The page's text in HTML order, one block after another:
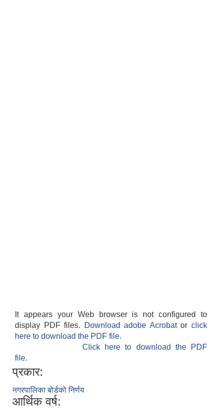
It appears your Web browser is not configured to
display PDF files.
Download adobe Acrobatorclick
here to download the PDF file.
Click here to download the PDF
file.
प्रकार:
नगरपालिका बोर्डको निर्णय
आर्थिक वर्ष: